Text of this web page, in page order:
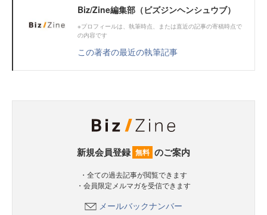
Biz/Zine編集部（ビズジンヘンシュウブ）
※プロフィールは、執筆時点、または直近の記事の寄稿時点で
の内容です
この著者の最近の執筆記事
新規会員登録 無料 のご案内
・全ての過去記事が閲覧できます
・会員限定メルマガを受信できます
メールバックナンバー